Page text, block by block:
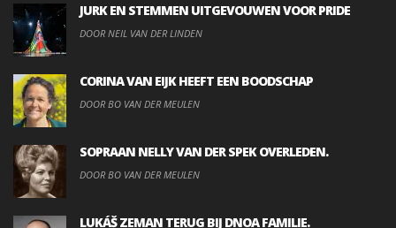
JURK EN STEMMEN UITGEVOUWEN VOOR PRIDE
DOOR NEIL VAN DER LINDEN
CORINA VAN EIJK HEEFT EEN BOODSCHAP
DOOR BO VAN DER MEULEN
SOPRAAN NELLY VAN DER SPEK OVERLEDEN.
DOOR BO VAN DER MEULEN
LUKÁŠ ZEMAN TERUG BIJ DNOA FAMILIE.